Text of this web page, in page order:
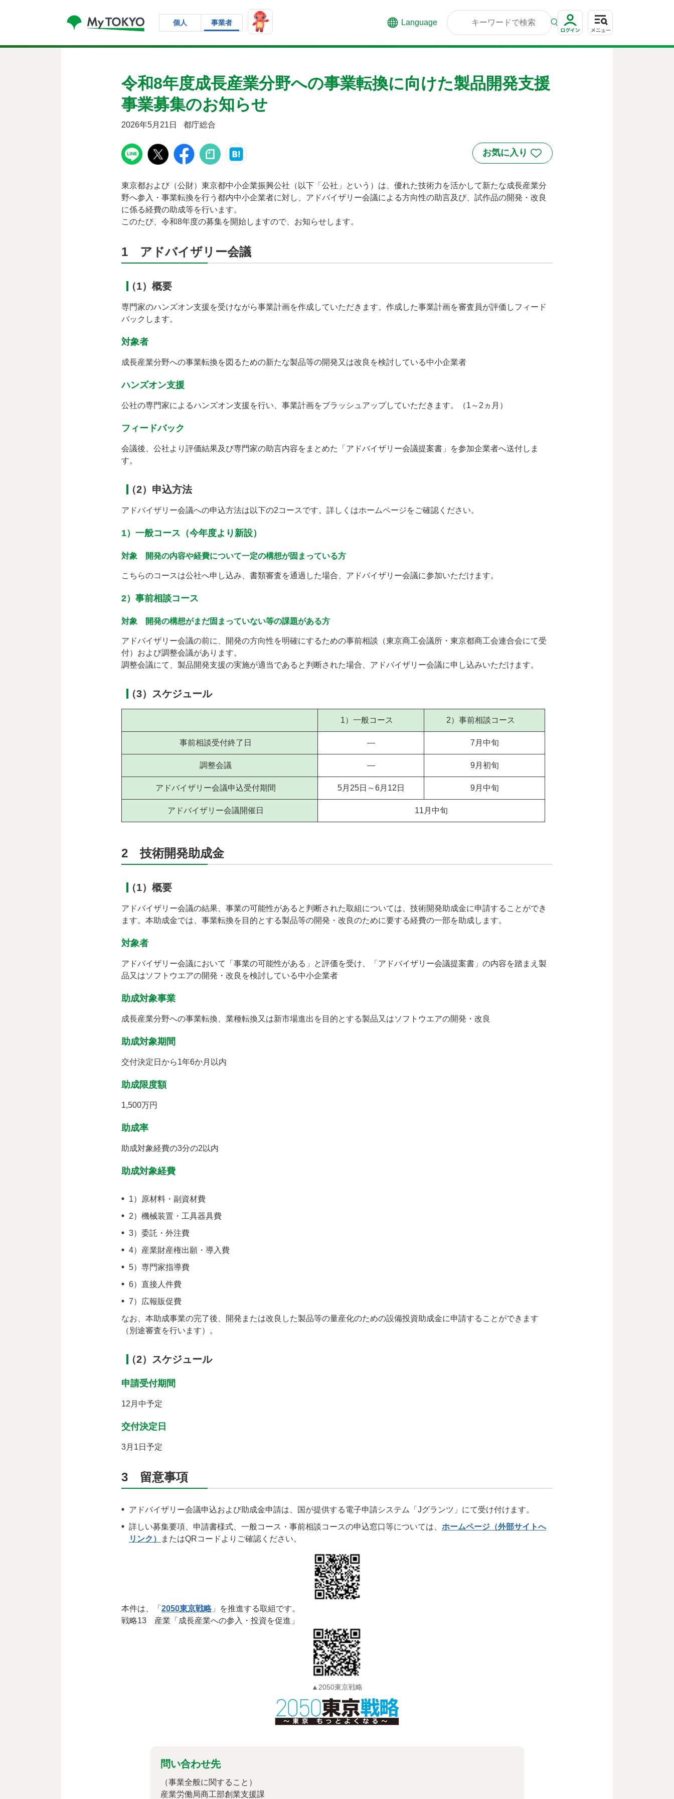
個人 事業者 Language
令和8年度成長産業分野への事業転換に向けた製品開発支援
事業募集のお知らせ
2026年5月21日 都庁総合
東京都および（公財）東京都中小企業振興公社（以下「公社」という）は、優れた技術力を活かして新たな成長産業分
野へ参入・事業転換を行う都内中小企業者に対し、アドバイザリー会議による方向性の助言及び、試作品の開発・改良
に係る経費の助成等を行います。
このたび、令和8年度の募集を開始しますので、お知らせします。
1 アドバイザリー会議
（1）概要
専門家のハンズオン支援を受けながら事業計画を作成していただきます。作成した事業計画を審査員が評価しフィード
バックします。
対象者
成長産業分野への事業転換を図るための新たな製品等の開発又は改良を検討している中小企業者
ハンズオン支援
公社の専門家によるハンズオン支援を行い、事業計画をブラッシュアップしていただきます。（1～2ヵ月）
フィードバック
会議後、公社より評価結果及び専門家の助言内容をまとめた「アドバイザリー会議提案書」を参加企業者へ送付しま
す。
（2）申込方法
アドバイザリー会議への申込方法は以下の2コースです。詳しくはホームページをご確認ください。
1）一般コース（今年度より新設）
対象 開発の内容や経費について一定の構想が固まっている方
こちらのコースは公社へ申し込み、書類審査を通過した場合、アドバイザリー会議に参加いただけます。
2）事前相談コース
対象 開発の構想がまだ固まっていない等の課題がある方
アドバイザリー会議の前に、開発の方向性を明確にするための事前相談（東京商工会議所・東京都商工会連合会にて受
付）および調整会議があります。
調整会議にて、製品開発支援の実施が適当であると判断された場合、アドバイザリー会議に申し込みいただけます。
（3）スケジュール
1）一般コース 2）事前相談コース
事前相談受付終了日 ― 7月中旬
調整会議 ― 9月初旬
アドバイザリー会議申込受付期間 5月25日～6月12日 9月中旬
アドバイザリー会議開催日 11月中旬
2 技術開発助成金
（1）概要
アドバイザリー会議の結果、事業の可能性があると判断された取組については、技術開発助成金に申請することができ
ます。本助成金では、事業転換を目的とする製品等の開発・改良のために要する経費の一部を助成します。
対象者
アドバイザリー会議において「事業の可能性がある」と評価を受け、「アドバイザリー会議提案書」の内容を踏まえ製
品又はソフトウエアの開発・改良を検討している中小企業者
助成対象事業
成長産業分野への事業転換、業種転換又は新市場進出を目的とする製品又はソフトウエアの開発・改良
助成対象期間
交付決定日から1年6か月以内
助成限度額
1,500万円
助成率
助成対象経費の3分の2以内
助成対象経費
1）原材料・副資材費
2）機械装置・工具器具費
3）委託・外注費
4）産業財産権出願・導入費
5）専門家指導費
6）直接人件費
7）広報販促費
なお、本助成事業の完了後、開発または改良した製品等の量産化のための設備投資助成金に申請することができます
（別途審査を行います）。
（2）スケジュール
申請受付期間
12月中予定
交付決定日
3月1日予定
3 留意事項
アドバイザリー会議申込および助成金申請は、国が提供する電子申請システム「Jグランツ」にて受け付けます。
詳しい募集要項、申請書様式、一般コース・事前相談コースの申込窓口等については、 ホームページ（外部サイトへ
リンク）
またはQRコードよりご確認ください。
本件は、「 2050東京戦略」を推進する取組です。
戦略13 産業「成長産業への参入・投資を促進」
▲2050東京戦略
問い合わせ先
（事業全般に関すること）
産業労働局商工部創業支援課